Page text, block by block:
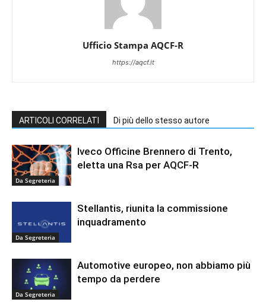
Ufficio Stampa AQCF-R
https://aqcf.it
ARTICOLI CORRELATI Di più dello stesso autore
Da Segreteria
Iveco Officine Brennero di Trento,
eletta una Rsa per AQCF-R
Da Segreteria
Stellantis, riunita la commissione
inquadramento
Da Segreteria
Automotive europeo, non abbiamo più
tempo da perdere